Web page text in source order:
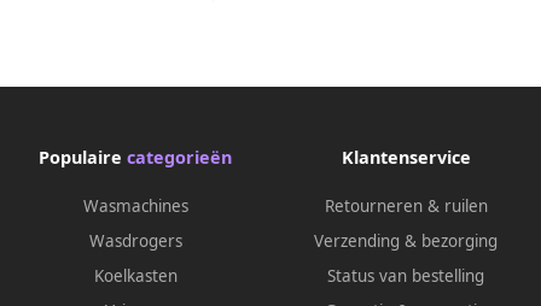
Populaire categorieën
Wasmachines
Wasdrogers
Koelkasten
Klantenservice
Retourneren & ruilen
Verzending & bezorging
Status van bestelling